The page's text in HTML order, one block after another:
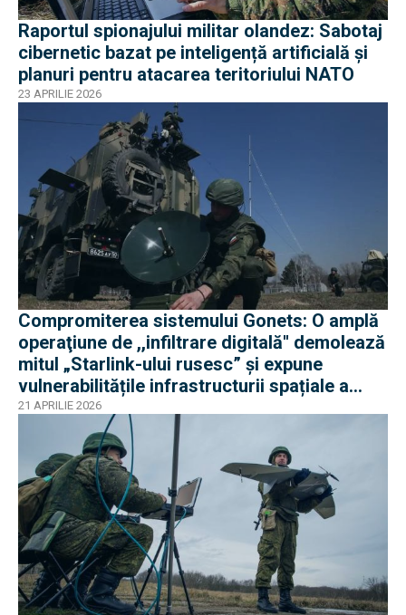
Raportul spionajului militar olandez: Sabotaj
cibernetic bazat pe inteligență artificială și
planuri pentru atacarea teritoriului NATO
23 APRILIE 2026
Compromiterea sistemului Gonets: O amplă
operaţiune de ,,infiltrare digitală'' demolează
mitul „Starlink-ului rusesc” și expune
vulnerabilitățile infrastructurii spațiale a
Rusie
21 APRILIE 2026